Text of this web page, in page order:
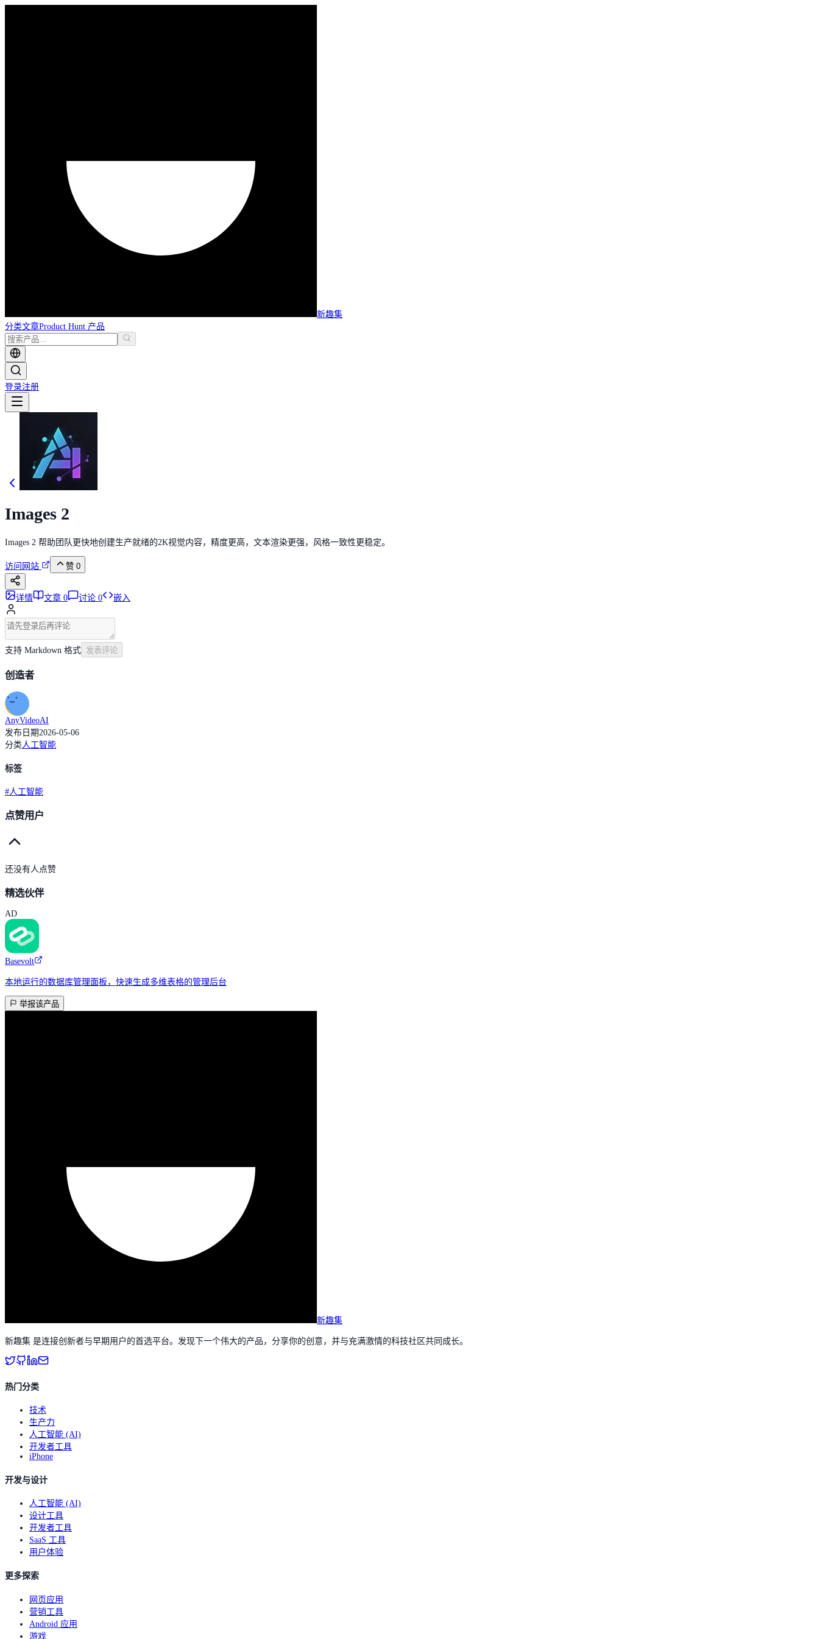
新趣集
分类文章Product Hunt 产品
登录注册
Images 2
Images 2 帮助团队更快地创建生产就绪的2K视觉内容，精度更高，文本渲染更强，风格一致性更稳定。
访问网站 赞 0
详情 文章 0 讨论 0 嵌入
支持 Markdown 格式 发表评论
创造者
AnyVideoAI
发布日期2026-05-06
分类人工智能
标签
#人工智能
点赞用户
还没有人点赞
精选伙伴
AD
Basevolt
本地运行的数据库管理面板，快速生成多维表格的管理后台
举报该产品
新趣集
新趣集 是连接创新者与早期用户的首选平台。发现下一个伟大的产品，分享你的创意，并与充满激情的科技社区共同成长。
热门分类
技术
生产力
人工智能 (AI)
开发者工具
iPhone
开发与设计
人工智能 (AI)
设计工具
开发者工具
SaaS 工具
用户体验
更多探索
网页应用
营销工具
Android 应用
游戏